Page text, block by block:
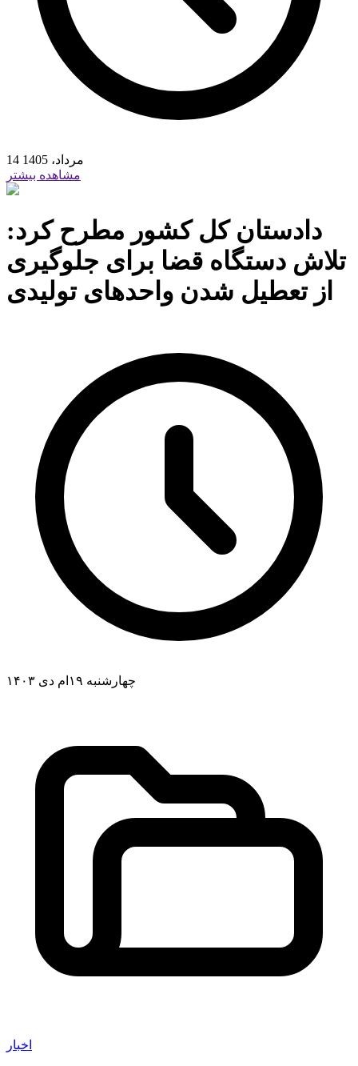
14 مرداد، 1405
مشاهده بیشتر
دادستان کل کشور مطرح کرد:
تلاش دستگاه قضا برای جلوگیری
از تعطیل شدن واحدهای تولیدی
چهارشنبه ۱۹ام دی ۱۴۰۳
اخبار